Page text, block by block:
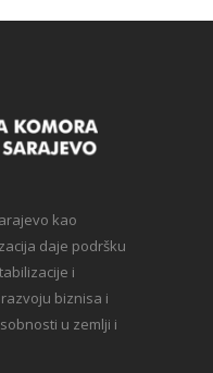
kao
daje podršku
i
biznisa i
u zemlji i